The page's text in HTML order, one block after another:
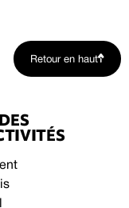
Retour en haut